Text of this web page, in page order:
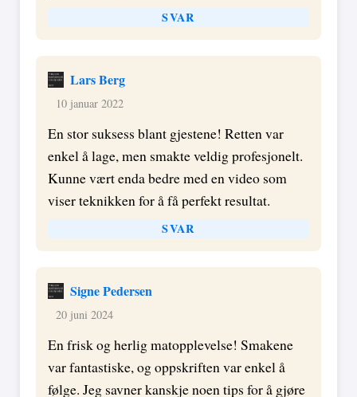
SVAR
Lars Berg
10 januar 2022
En stor suksess blant gjestene! Retten var
enkel å lage, men smakte veldig profesjonelt.
Kunne vært enda bedre med en video som
viser teknikken for å få perfekt resultat.
SVAR
Signe Pedersen
20 juni 2024
En frisk og herlig matopplevelse! Smakene
var fantastiske, og oppskriften var enkel å
følge. Jeg savner kanskje noen tips for å gjøre